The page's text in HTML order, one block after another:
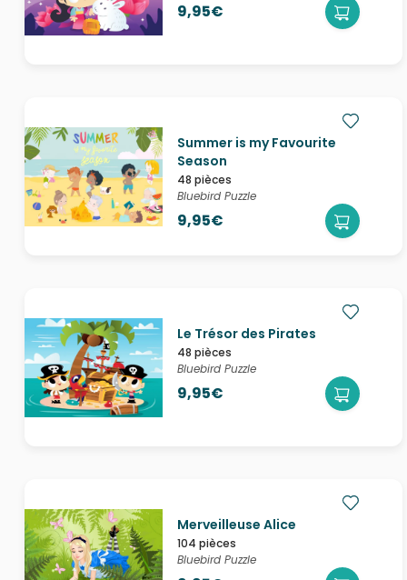
9,95€
Summer is my Favourite
Season
48 pièces
Bluebird Puzzle
9,95€
Le Trésor des Pirates
48 pièces
Bluebird Puzzle
9,95€
Merveilleuse Alice
104 pièces
Bluebird Puzzle